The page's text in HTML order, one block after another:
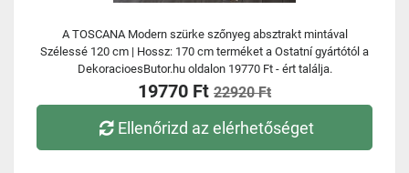
A TOSCANA Modern szürke szőnyeg absztrakt mintával
Szélessé 120 cm | Hossz: 170 cm terméket a Ostatní gyártótól a
DekoracioesButor.hu oldalon 19770 Ft - ért találja.
19770 Ft 22920 Ft
Ellenőrizd az elérhetőséget